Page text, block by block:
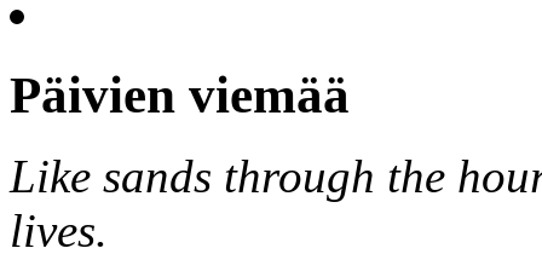
Päivien viemää
Like sands through the
lives.